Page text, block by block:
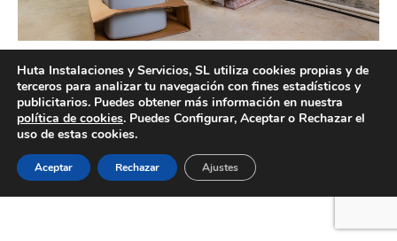
Creado por Tandem Marketing Digital
Información legal
Huta Instalaciones y Servicios, SL utiliza cookies propias y de
terceros para analizar tu navegación con fines estadísticos y
publicitarios. Puedes obtener más información en nuestra
política de cookies. Puedes Configurar, Aceptar o Rechazar el
uso de estas cookies.
Aceptar Rechazar Ajustes